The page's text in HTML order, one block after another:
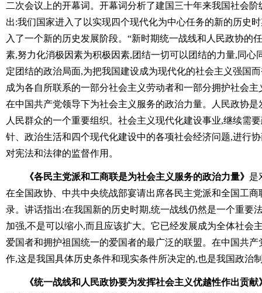
二次会议上的开幕词。开幕词分析了建国三十年来我国社会
出:我们国家进入了以实现四个现代化为中心任务的新的历史
入了一个新的历史发展阶段。“新时期统一战线和人民政协的
素,努力化消极因素为积极因素,团结一切可以团结的力量,同心
定团结的政治局面,为把我国建设成为现代化的社会主义强国
成为各自所联系的一部分社会主义劳动者和一部分拥护社会
在中国共产党领导下为社会主义服务的政治力量。人民政协
人民群众的一个重要组织。社会主义现代化建设事业,继续需
针、政治生活和四个现代化建设中的各项社会经济问题,进行
对宪法和法律的监督作用。
《各民主党派和工商联是为社会主义服务的政治力量》 是
在全国政协、中共中央统战部宴请出席各民主党派和全国工
录。讲话指出:在我国新的历史时期,统一战线仍然是一个重要
加强,不是可以缩小,而且应该扩大。它已经发展成为全体社会
爱国者和拥护祖国统一的爱国者的最广泛的联盟。在中国共
作,这是我国具体历史条件和现实条件所决定的,也是我国政治
《统一战线和人民政协要为发挥社会主义优越性作出贡献